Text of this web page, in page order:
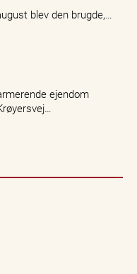
blev den brugde,…
ejendom